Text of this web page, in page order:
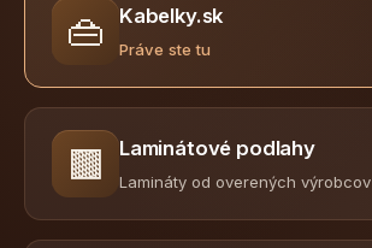
👜 Kabelky.sk
Práve ste tu
🟫 Laminátové podlahy
Lamináty od overených výrobcov